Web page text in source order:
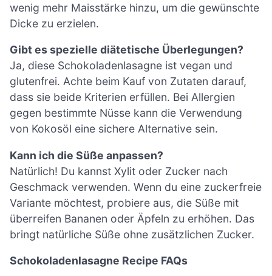
wenig mehr Maisstärke hinzu, um die gewünschte
Dicke zu erzielen.
Gibt es spezielle diätetische Überlegungen?
Ja, diese Schokoladenlasagne ist vegan und
glutenfrei. Achte beim Kauf von Zutaten darauf,
dass sie beide Kriterien erfüllen. Bei Allergien
gegen bestimmte Nüsse kann die Verwendung
von Kokosöl eine sichere Alternative sein.
Kann ich die Süße anpassen?
Natürlich! Du kannst Xylit oder Zucker nach
Geschmack verwenden. Wenn du eine zuckerfreie
Variante möchtest, probiere aus, die Süße mit
überreifen Bananen oder Äpfeln zu erhöhen. Das
bringt natürliche Süße ohne zusätzlichen Zucker.
Schokoladenlasagne Recipe FAQs